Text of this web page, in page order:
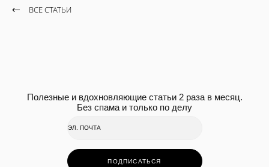
ВСЕ СТАТЬИ
Полезные и вдохновляющие статьи 2 раза в месяц.
Без спама и только по делу
ПОДПИСАТЬСЯ